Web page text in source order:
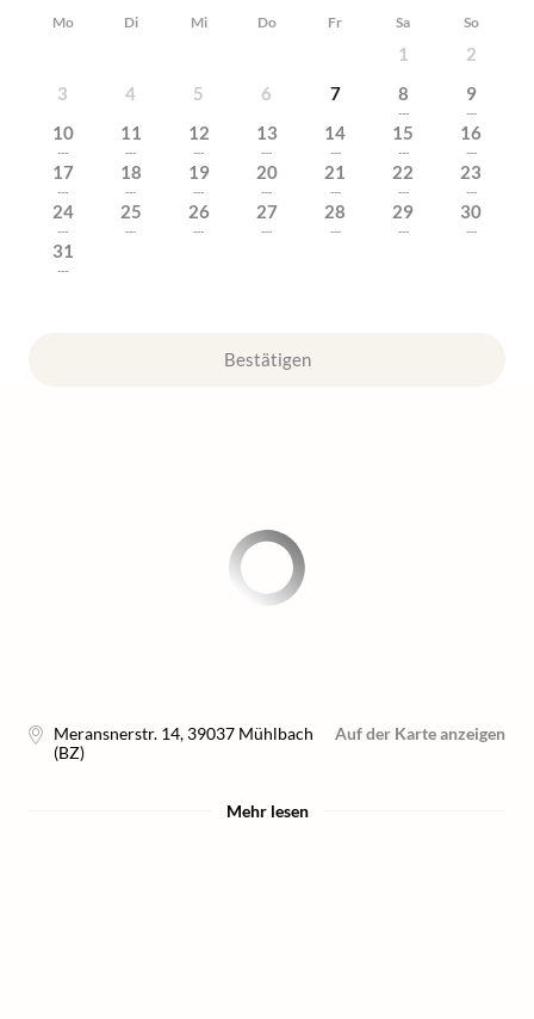
Mo Di Mi Do Fr Sa So
1
2
3
4 5 6 7 8
---
9
---
10
---
11
---
12
---
13
---
14
---
15
---
16
---
17
---
18
---
19
---
20
---
21
---
22
---
23
---
24
---
25
---
26
---
27
---
28
---
29
---
30
---
31
---
Bestätigen
Meransnerstr. 14, 39037 Mühlbach
(BZ)
Auf der Karte anzeigen
Mehr lesen